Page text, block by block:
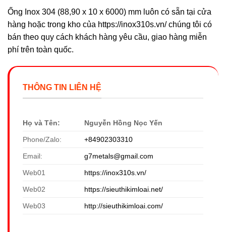
Ống Inox 304 (88,90 x 10 x 6000) mm luôn có sẵn tại cửa
hàng hoặc trong kho của https://inox310s.vn/ chúng tôi có
bán theo quy cách khách hàng yêu cầu, giao hàng miễn
phí trên toàn quốc.
THÔNG TIN LIÊN HỆ
Họ và Tên: Nguyễn Hồng Nọc Yến
Phone/Zalo: +84902303310
Email: g7metals@gmail.com
Web01 https://inox310s.vn/
Web02 https://sieuthikimloai.net/
Web03 http://sieuthikimloai.com/